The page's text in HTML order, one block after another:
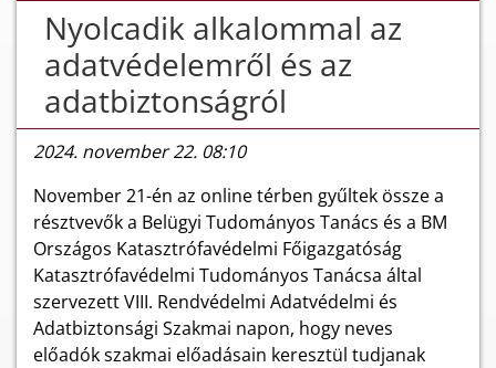
Nyolcadik alkalommal az
adatvédelemről és az
adatbiztonságról
2024. november 22. 08:10
November 21-én az online térben gyűltek össze a
résztvevők a Belügyi Tudományos Tanács és a BM
Országos Katasztrófavédelmi Főigazgatóság
Katasztrófavédelmi Tudományos Tanácsa által
szervezett VIII. Rendvédelmi Adatvédelmi és
Adatbiztonsági Szakmai napon, hogy neves
előadók szakmai előadásain keresztül tudjanak